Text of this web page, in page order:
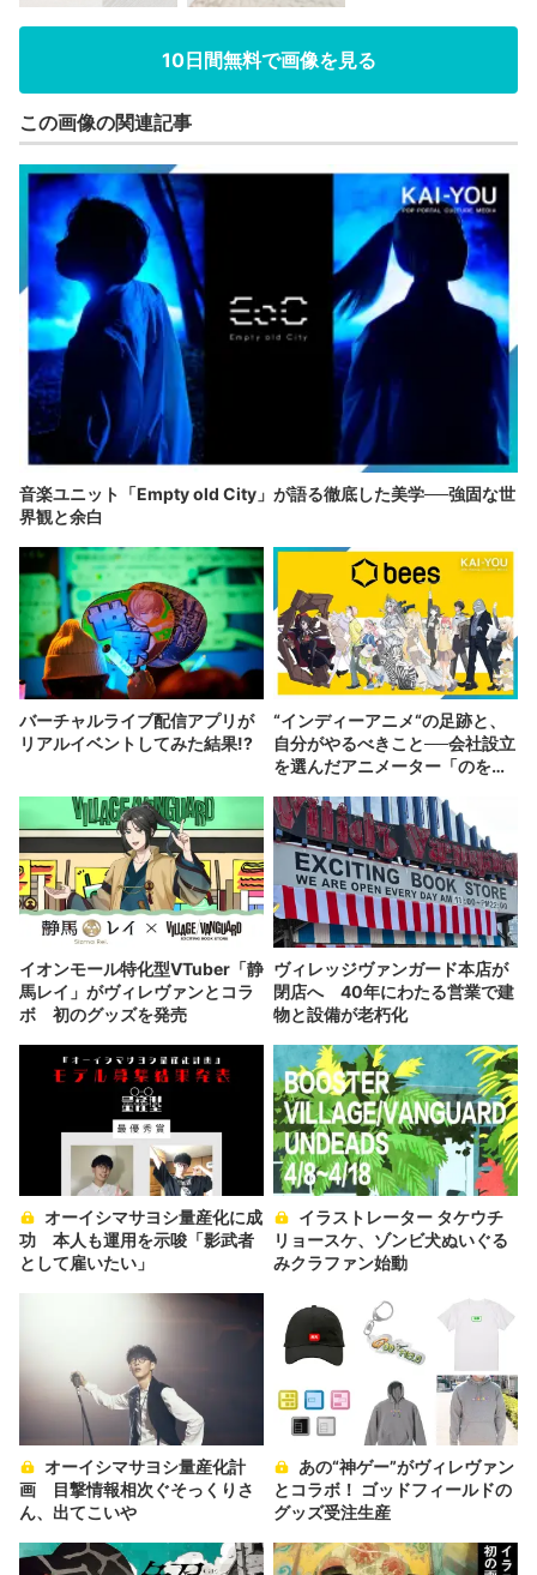
10日間無料で画像を見る
この画像の関連記事
音楽ユニット「Empty old City」が語る徹底した美学──強固な世
界観と余白
バーチャルライブ配信アプリが
リアルイベントしてみた結果!?
“インディーアニメ“の足跡と、
自分がやるべきこと──会社設立
を選んだアニメーター「のを
イオンモール特化型VTuber「静
馬レイ」がヴィレヴァンとコラ
ボ 初のグッズを発売
ヴィレッジヴァンガード本店が
閉店へ 40年にわたる営業で建
物と設備が老朽化
功 本人も運用を示唆「影武者
として雇いたい」
リョースケ、ゾンビ犬ぬいぐる
みクラファン始動
画 目撃情報相次ぐそっくりさ
ん、出てこいや
とコラボ！ ゴッドフィールドの
グッズ受注生産